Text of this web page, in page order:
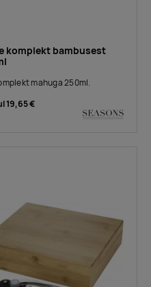
komplekt bambusest
mahuga 250ml.
19,65 €